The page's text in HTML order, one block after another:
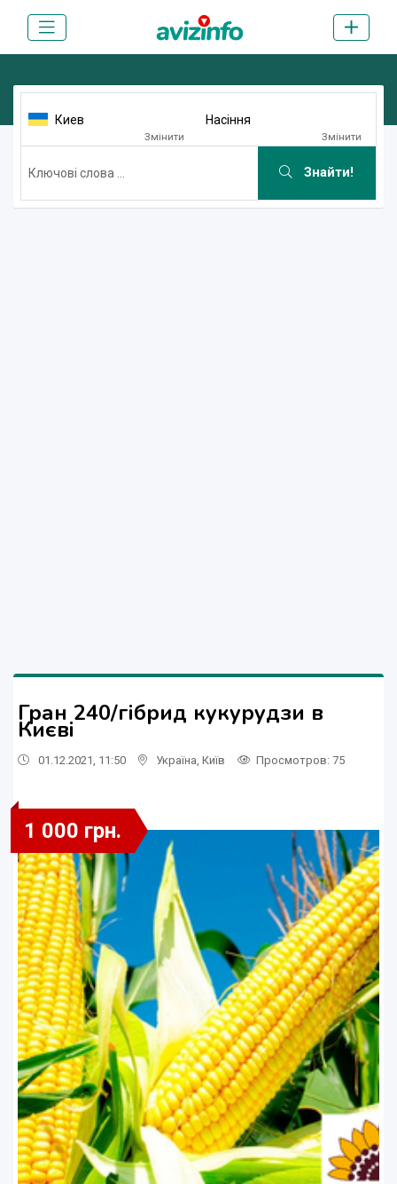
Киев
Змінити
Насіння
Змінити
Знайти!
Гран 240/гібрид кукурудзи в
Києві
01.12.2021, 11:50 Україна Київ Просмотров: 75
1 000 грн.